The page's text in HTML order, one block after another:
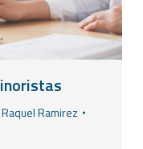
Raquel Ramirez